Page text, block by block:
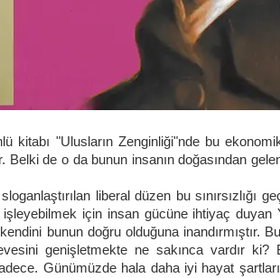
kitabı "Ulusların Zenginliği"nde bu
Belki de o da bunun insanın doğasından
liberal düzen bu sınırsızlığı
işleyebilmek için insan gücüne ihtiyaç
bunun doğru olduğuna inandırmıştır.
genişletmekte ne sakınca vardır ki?
Günümüzde hala daha iyi hayat